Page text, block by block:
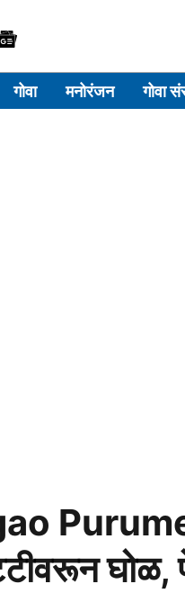
गोवा मनोरंजन गोवा
घोळ,